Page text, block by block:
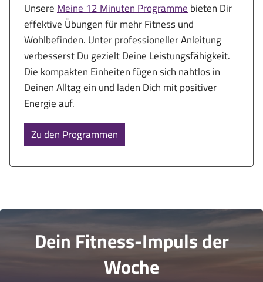
UnsereMeine 12 Minuten Programmebieten Dir
effektive Übungen für mehr Fitness und
Wohlbefinden. Unter professioneller Anleitung
verbesserst Du gezielt Deine Leistungsfähigkeit.
Die kompakten Einheiten fügen sich nahtlos in
Deinen Alltag ein und laden Dich mit positiver
Energie auf.
Zu den Programmen
Dein Fitness-Impuls der
Woche